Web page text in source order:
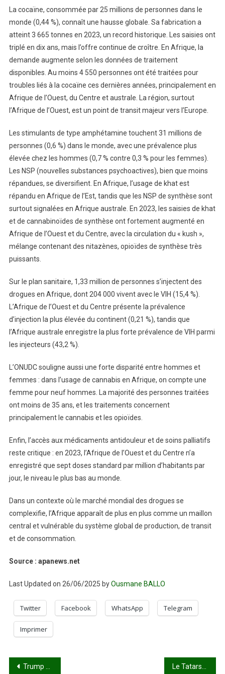
La cocaïne, consommée par 25 millions de personnes dans le
monde (0,44 %), connaît une hausse globale. Sa fabrication a
atteint 3 665 tonnes en 2023, un record historique. Les saisies ont
triplé en dix ans, mais l’offre continue de croître. En Afrique, la
demande augmente selon les données de traitement
disponibles. Au moins 4 550 personnes ont été traitées pour
troubles liés à la cocaïne ces dernières années, principalement en
Afrique de l’Ouest, du Centre et australe. La région, surtout
l’Afrique de l’Ouest, est un point de transit majeur vers l’Europe.
Les stimulants de type amphétamine touchent 31 millions de
personnes (0,6 %) dans le monde, avec une prévalence plus
élevée chez les hommes (0,7 % contre 0,3 % pour les femmes).
Les NSP (nouvelles substances psychoactives), bien que moins
répandues, se diversifient. En Afrique, l’usage de khat est
répandu en Afrique de l’Est, tandis que les NSP de synthèse sont
surtout signalées en Afrique australe. En 2023, les saisies de khat
et de cannabinoïdes de synthèse ont fortement augmenté en
Afrique de l’Ouest et du Centre, avec la circulation du « kush »,
mélange contenant des nitazènes, opioïdes de synthèse très
puissants.
Sur le plan sanitaire, 1,33 million de personnes s’injectent des
drogues en Afrique, dont 204 000 vivent avec le VIH (15,4 %).
L’Afrique de l’Ouest et du Centre présente la prévalence
d’injection la plus élevée du continent (0,21 %), tandis que
l’Afrique australe enregistre la plus forte prévalence de VIH parmi
les injecteurs (43,2 %).
L’ONUDC souligne aussi une forte disparité entre hommes et
femmes : dans l’usage de cannabis en Afrique, on compte une
femme pour neuf hommes. La majorité des personnes traitées
ont moins de 35 ans, et les traitements concernent
principalement le cannabis et les opioïdes.
Enfin, l’accès aux médicaments antidouleur et de soins palliatifs
reste critique : en 2023, l’Afrique de l’Ouest et du Centre n’a
enregistré que sept doses standard par million d’habitants par
jour, le niveau le plus bas au monde.
Dans un contexte où le marché mondial des drogues se
complexifie, l’Afrique apparaît de plus en plus comme un maillon
central et vulnérable du système global de production, de transit
et de consommation.
Source : apanews.net
Last Updated on 26/06/2025 byOusmane BALLO
Twitter Facebook WhatsApp Telegram
Imprimer
Navigation
Trump promet aux pays de l’OTAN que la Russie ne les attaquera pas — journal